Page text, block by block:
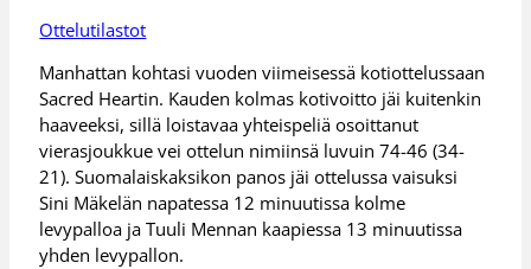
Ottelutilastot
Manhattan kohtasi vuoden viimeisessä kotiottelussaan
Sacred Heartin. Kauden kolmas kotivoitto jäi kuitenkin
haaveeksi, sillä loistavaa yhteispeliä osoittanut
vierasjoukkue vei ottelun nimiinsä luvuin 74-46 (34-
21). Suomalaiskaksikon panos jäi ottelussa vaisuksi
Sini Mäkelän napatessa 12 minuutissa kolme
levypalloa ja Tuuli Mennan kaapiessa 13 minuutissa
yhden levypallon.